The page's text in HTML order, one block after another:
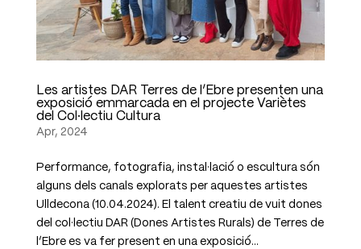
Les artistes DAR Terres de l’Ebre presenten una
exposició emmarcada en el projecte Variètes
del Col·lectiu Cultura
Apr, 2024
Performance, fotografia, instal·lació o escultura són
alguns dels canals explorats per aquestes artistes
Ulldecona (10.04.2024). El talent creatiu de vuit dones
del col·lectiu DAR (Dones Artistes Rurals) de Terres de
l’Ebre es va fer present en una exposició...